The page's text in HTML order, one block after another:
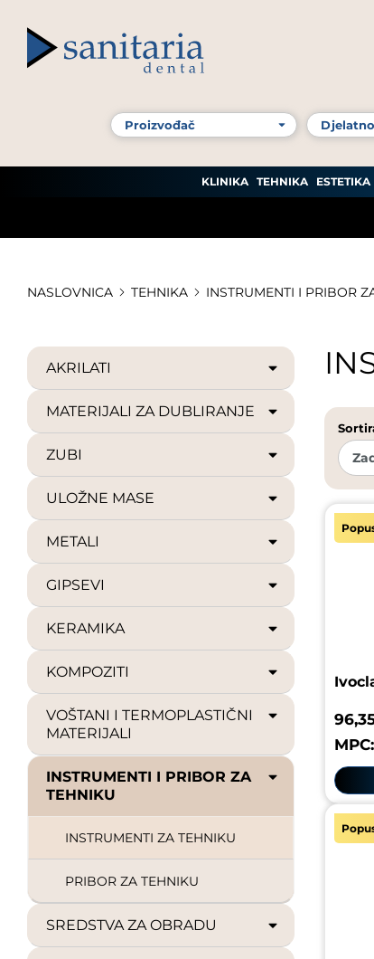
KLINIKA TEHNIKA ESTETIKA
NASLOVNICA TEHNIKA INSTRUMENTI I PRIBOR
AKRILATI
MATERIJALI ZA DUBLIRANJE
ZUBI
ULOŽNE MASE
METALI
GIPSEVI
KERAMIKA
KOMPOZITI
VOŠTANI I TERMOPLASTIČNI
MATERIJALI
INSTRUMENTI I PRIBOR ZA
TEHNIKU
INSTRUMENTI ZA TEHNIKU
PRIBOR ZA TEHNIKU
SREDSTVA ZA OBRADU